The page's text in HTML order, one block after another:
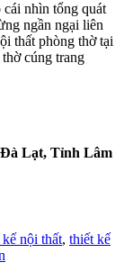
cái nhìn tổng quát
ngần ngại liên
thất phòng thờ tại
cúng trang
Lạt, Tỉnh Lâm
nội thất, thiết kế